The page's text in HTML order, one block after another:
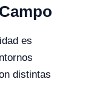
es
distintas